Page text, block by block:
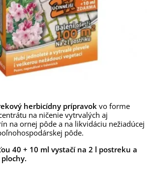
herbicídny prípravok vo forme
na ničenie vytrvalých aj
na ornej pôde a na likvidáciu nežiadúcej
pôde.
40 + 10 ml vystačí na 2 l postreku a